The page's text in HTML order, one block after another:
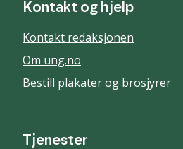
Kontakt og hjelp
Kontakt redaksjonen
Om ung.no
Bestill plakater og brosjyrer
Tjenester